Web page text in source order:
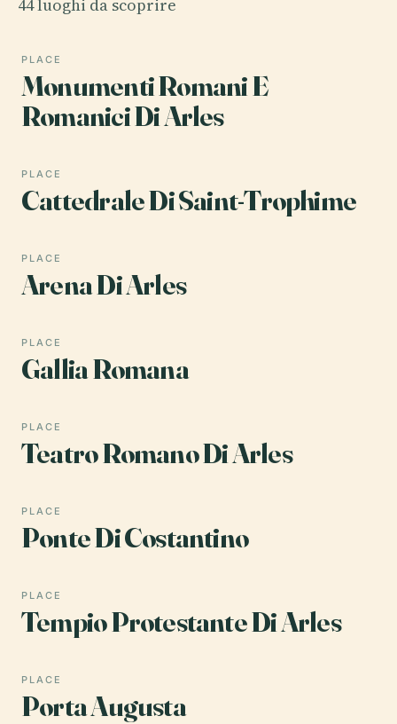
44 luoghi da scoprire
PLACE
Monumenti Romani E
Romanici Di Arles
PLACE
Cattedrale Di Saint-Trophime
PLACE
Arena Di Arles
PLACE
Gallia Romana
PLACE
Teatro Romano Di Arles
PLACE
Ponte Di Costantino
PLACE
Tempio Protestante Di Arles
PLACE
Porta Augusta